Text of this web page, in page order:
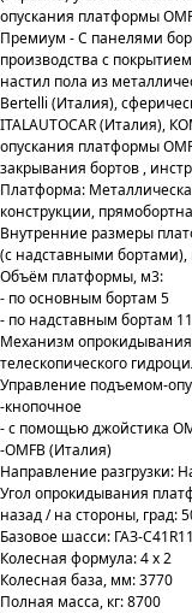
опускания платформы
Премиум - С панелями
производства с
настил пола из
Bertelli (Италия),
ITALAUTOCAR (Италия),
опускания платформы
закрывания бортов ,
Платформа:
конструкции,
Внутренние размеры
(с надставными
Объём платформы, м3:
- по основным бортам 5
- по надставным бортам
Механизм
телескопического
Управление подъемом-
-кнопочное
- с помощью джойстика
-OMFB (Италия)
Направление разгрузки:
Угол опрокидывания
назад / на стороны, град:
Базовое шасси: ГАЗ-
Колесная формула: 4 х 2
Колесная база, мм: 3770
Полная масса, кг: 8700